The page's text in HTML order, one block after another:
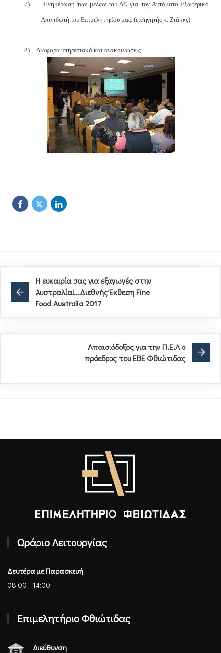
7) Ενημέρωση των μελών του ΔΣ για τον Αυτόματο Εξωτερικό
Απινιδωτή του Επιμελητηρίου μας. (εισηγητής κ. Ζιάκας)
8) Διάφορα υπηρεσιακά και ανακοινώσεις.
Η ευκαιρία σας για εξαγωγές στην
Αυστραλία!...Διεθνής Έκθεση Fine
Food Australia 2017
Απαισιόδοξος για την Π.Ε.Λ ο
πρόεδρος του ΕΒΕ Φθιώτιδας
Ωράριο Λειτουργίας
Δευτέρα με Παρασκευή
08:00 - 14:00
Επιμελητήριο Φθιώτιδας
Διεύθυνση